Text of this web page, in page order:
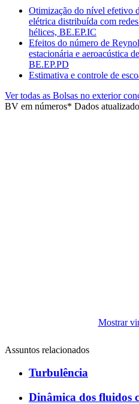
Otimização do nível efetivo
elétrica distribuída com
hélices, BE.EP.IC
Efeitos do número de
estacionária e aeroacústica
BE.EP.PD
Estimativa e controle de
Ver todas as Bolsas no exterior
BV em números* Dados
Mostrar
Assuntos relacionados
Turbulência
Dinâmica dos fluidos